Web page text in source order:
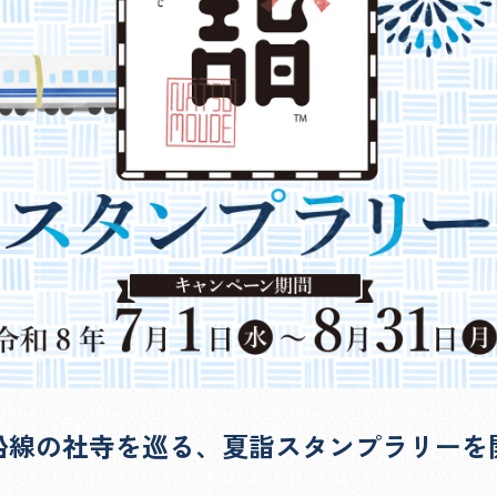
の社寺を巡る、 夏詣スタンプラリー